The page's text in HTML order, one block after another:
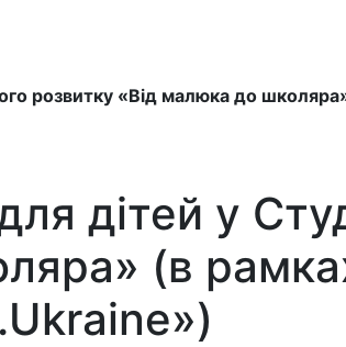
розвитку «Від малюка до
дітей у
(в